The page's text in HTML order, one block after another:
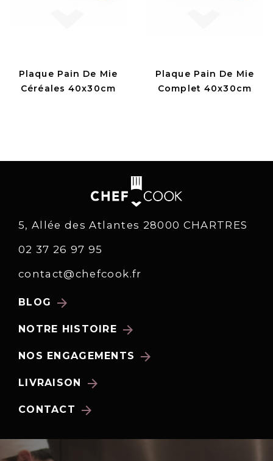
Plaque Pain De Mie
Céréales 40x30cm
Plaque Pain De Mie
Complet 40x30cm
5, Allée des Atlantes 28000 CHARTRES
02 37 26 97 95
contact@chefcook.fr
BLOG arrow_forward
NOTRE HISTOIRE arrow_forward
NOS ENGAGEMENTS arrow_forward
LIVRAISON arrow_forward
CONTACT arrow_forward